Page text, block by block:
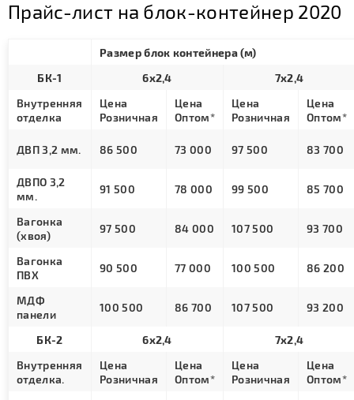
Прайс-лист на блок-контейнер 2020
Размер блок контейнера (м)
БК-1
6х2,4
7х2,4
Внутренняя
отделка
Цена
Розничная
Цена
Оптом*
Цена
Розничная
Цена
Оптом*
ДВП 3,2 мм. 86 500 73 000 97 500 83 700
ДВПО 3,2
мм.
91 500 78 000 99 500 85 700
Вагонка
(хвоя)
97 500 84 000 107 500 93 700
Вагонка
ПВХ
90 500 77 000 100 500 86 200
МДФ
панели
100 500 86 700 107 500 93 200
БК-2 6х2,4
7х2,4
Внутренняя
отделка.
Цена
Розничная
Цена
Оптом*
Цена
Розничная
Цена
Оптом*